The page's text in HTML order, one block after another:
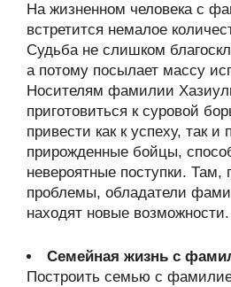
На жизненном человека с
встретится немалое
Судьба не слишком
а потому посылает массу
Носителям фамилии
приготовиться к суровой
привести как к успеху, так
прирожденные бойцы,
невероятные поступки. Там,
проблемы, обладатели
находят новые возможности.
Семейная жизнь с
Построить семью с